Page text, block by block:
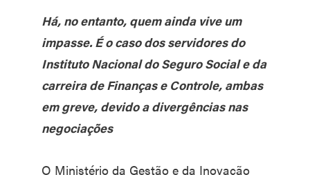
Há, no entanto, quem ainda vive um
impasse. É o caso dos servidores do
Instituto Nacional do Seguro Social e da
carreira de Finanças e Controle, ambas
em greve, devido a divergências nas
negociações
O Ministério da Gestão e da Inovação